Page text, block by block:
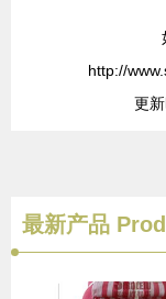
http://
更
最新产品